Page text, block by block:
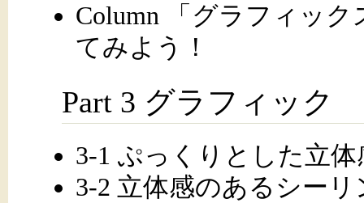
Column 「グラフィッ
てみよう！
Part 3 グラフィック
3-1 ぷっくりとした立
3-2 立体感のあるシー